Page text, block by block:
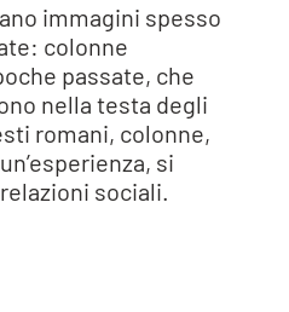
immagini spesso
colonne
passate, che
nella testa degli
romani, colonne,
si
sociali.